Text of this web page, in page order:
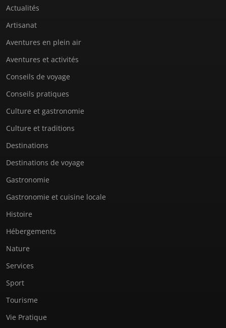
Actualités
Artisanat
Aventures en plein air
Aventures et activités
Conseils de voyage
Conseils pratiques
Culture et gastronomie
Culture et traditions
Destinations
Destinations de voyage
Gastronomie
Gastronomie et cuisine locale
Histoire
Hébergements
Nature
Services
Sport
Tourisme
Vie Pratique